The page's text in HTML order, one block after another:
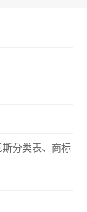
分类表、商标
分类2021最